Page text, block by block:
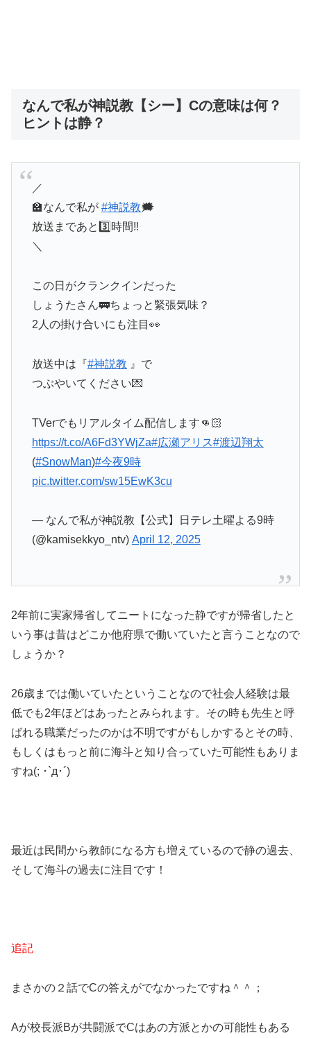
なんで私が神説教【シー】Cの意味は何？
ヒントは静？
／
🏫なんで私が #神説教🗯️
放送まであと3️⃣時間‼️
＼
この日がクランクインだった
しょうたさん🚃ちょっと緊張気味？
2人の掛け合いにも注目👀
放送中は『#神説教 』で
つぶやいてください💌
TVerでもリアルタイム配信します👊🏻
https://t.co/A6Fd3YWjZa#広瀬アリス#渡辺翔太
(#SnowMan)#今夜9時
pic.twitter.com/sw15EwK3cu
— なんで私が神説教【公式】日テレ土曜よる9時
(@kamisekkyo_ntv) April 12, 2025
2年前に実家帰省してニートになった静ですが帰省したと
いう事は昔はどこか他府県で働いていたと言うことなので
しょうか？
26歳までは働いていたということなので社会人経験は最
低でも2年ほどはあったとみられます。その時も先生と呼
ばれる職業だったのかは不明ですがもしかするとその時、
もしくはもっと前に海斗と知り合っていた可能性もありま
すね(; ･`д･´)
最近は民間から教師になる方も増えているので静の過去、
そして海斗の過去に注目です！
追記
まさかの２話でCの答えがでなかったですね＾＾；
Aが校長派Bが共闘派でCはあの方派とかの可能性もある